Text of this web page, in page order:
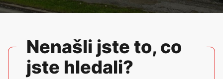
Nenašli jste to, co
jste hledali?